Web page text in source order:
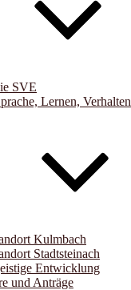
SVE
Lernen, Verhalten
Kulmbach
Stadtsteinach
Entwicklung
und Anträge